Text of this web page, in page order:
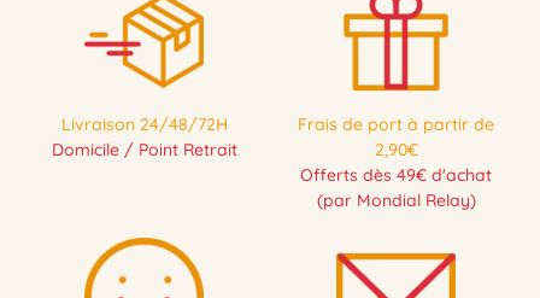
PRÉCOMMANDE
Livraison 24/48/72H
Domicile / Point Retrait
Frais de port à partir de
2,90€
Offerts dès 49€ d'achat
(par Mondial Relay)